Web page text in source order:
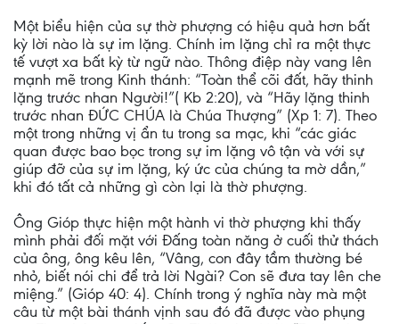
Một biểu hiện của sự thờ phượng có hiệu quả hơn bất
kỳ lời nào là sự im lặng. Chính im lặng chỉ ra một thực
tế vượt xa bất kỳ từ ngữ nào. Thông điệp này vang lên
mạnh mẽ trong Kinh thánh: “Toàn thể cõi đất, hãy thinh
lặng trước nhan Người!”( Kb 2:20), và “Hãy lặng thinh
trước nhan ĐỨC CHÚA là Chúa Thượng” (Xp 1: 7). Theo
một trong những vị ẩn tu trong sa mạc, khi “các giác
quan được bao bọc trong sự im lặng vô tận và với sự
giúp đỡ của sự im lặng, ký ức của chúng ta mờ dần,”
khi đó tất cả những gì còn lại là thờ phượng.
Ông Gióp thực hiện một hành vi thờ phượng khi thấy
mình phải đối mặt với Đấng toàn năng ở cuối thử thách
của ông, ông kêu lên, “Vâng, con đây tầm thường bé
nhỏ, biết nói chi để trả lời Ngài? Con sẽ đưa tay lên che
miệng.” (Gióp 40: 4). Chính trong ý nghĩa này mà một
câu từ một bài thánh vịnh sau đó đã được vào phụng